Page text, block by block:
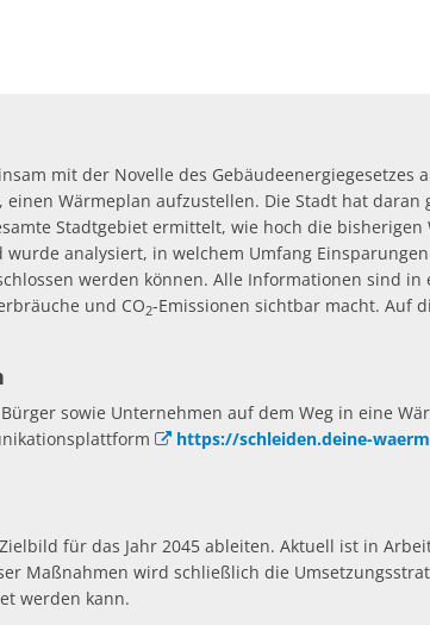
Bankverbindung/Lastschriftverfahren
Widerspruchsverfahren
mit der Novelle des Gebäudeenergiegesetzes
Wärmeplan aufzustellen. Die Stadt hat daran
Stadtgebiet ermittelt, wie hoch die
analysiert, in welchem Umfang
werden können. Alle Informationen sind
und CO2-Emissionen sichtbar macht. Auf
sowie Unternehmen auf dem Weg in eine
https://schleiden.deine-
für das Jahr 2045 ableiten. Aktuell ist in
Maßnahmen wird schließlich die
werden kann.